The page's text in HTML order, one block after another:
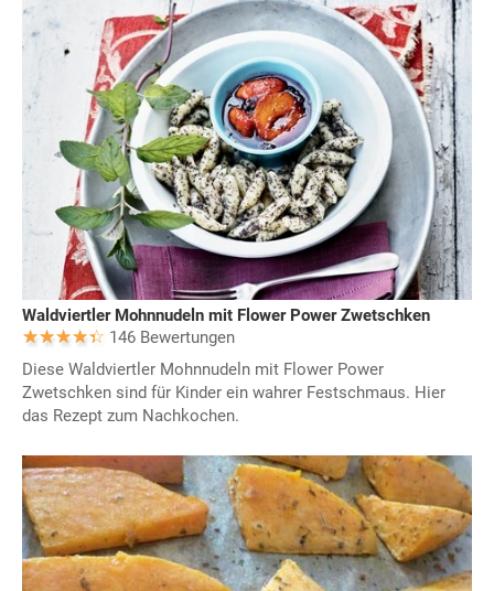
Waldviertler Mohnnudeln mit Flower Power Zwetschken
146 Bewertungen
Diese Waldviertler Mohnnudeln mit Flower Power
Zwetschken sind für Kinder ein wahrer Festschmaus. Hier
das Rezept zum Nachkochen.